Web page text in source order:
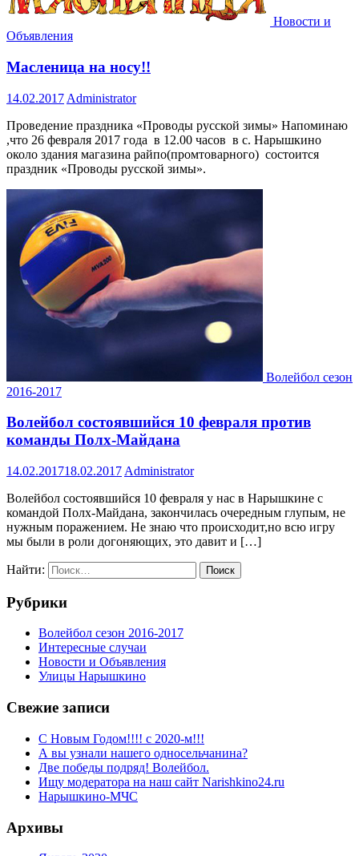
Новости и
Объявления
Масленица на носу!!
14.02.2017 Administrator
Проведение праздника «Проводы русской зимы» Напоминаю
,что 26 февраля 2017 года в 12.00 часов в с. Нарышкино
около здания магазина райпо(промтоварного) состоится
праздник «Проводы русской зимы».
Волейбол сезон
2016-2017
Волейбол состоявшийся 10 февраля против
команды Полх-Майдана
14.02.201718.02.2017 Administrator
Волейбол состоявшийся 10 февраля у нас в Нарышкине с
командой Полх-Майдана, закончилась очередным глупым, не
нужным поражением. Не знаю что происходит,но всю игру
мы были в роли догоняющих, это давит и […]
Найти:
Рубрики
Волейбол сезон 2016-2017
Интересные случаи
Новости и Объявления
Улицы Нарышкино
Свежие записи
С Новым Годом!!!! с 2020-м!!!
А вы узнали нашего односельчанина?
Две победы подряд! Волейбол.
Ищу модератора на наш сайт Narishkino24.ru
Нарышкино-МЧС
Архивы